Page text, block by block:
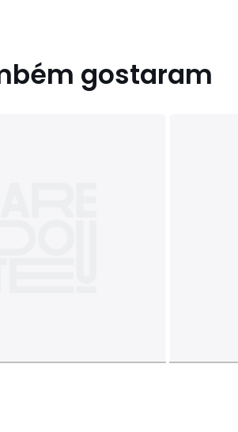
gostaram